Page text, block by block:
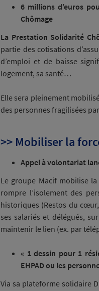
6 millions d’euros
Chômage
La Prestation Solidarité
partie des cotisations
d’emploi et de baisse
logement, sa santé…
Elle sera pleinement
des personnes fragilisées
>> Mobiliser la
Appel à volontariat
Le groupe Macif mobilise
rompre l’isolement des
historiques (Restos du
ses salariés et délégués,
maintenir le lien (ex. par
« 1 dessin pour 1
EHPAD ou les
Via sa plateforme solidaire